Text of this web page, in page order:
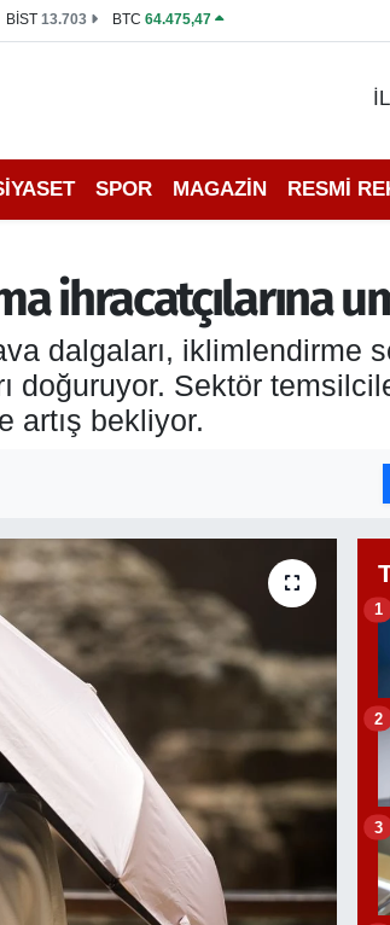
BİST13.703 BTC 64.475,47
SPOR MAGAZİN RESMİ
ihracatçılarına
dalgaları, iklimlendirme
doğuruyor. Sektör
artış bekliyor.
1
2
3